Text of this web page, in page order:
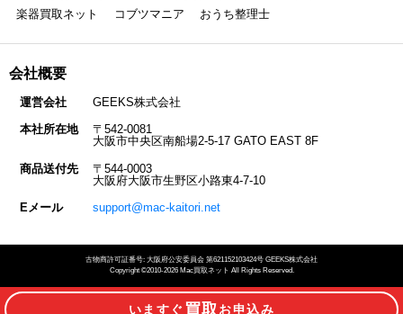
楽器買取ネット
コブツマニア おうち整理士
会社概要
運営会社 GEEKS株式会社
本社所在地
〒542-0081
大阪市中央区南船場2-5-17 GATO EAST 8F
商品送付先
〒544-0003
大阪府大阪市生野区小路東4-7-10
Eメール support@mac-kaitori.net
古物商許可証番号: 大阪府公安委員会 第621152103424号 GEEKS株式会社
Copyright ©2010-2026 Mac買取ネット All Rights Reserved.
いますぐ 買取お申込み